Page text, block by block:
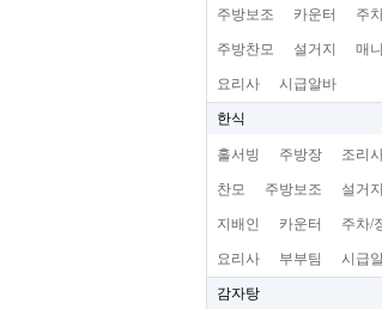
주방보조 카운터 주
주방찬모 설거지 매
요리사 시급알바
한식
홀서빙 주방장 조리
찬모 주방보조 설거지
지배인 카운터 주차/
요리사 부부팀 시급
감자탕